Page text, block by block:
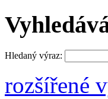
Hledaný výraz:
rozšířené